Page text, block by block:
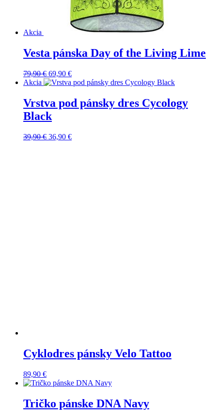
Akcia
Vesta pánska Day of the Living Lime
79,90€ Pôvodná
cena
69,90 €Aktuálna
cena
69,90 €.
Akcia
Vrstva pod pánsky dres Cycology
Black
39,90€ Pôvodná
36,90 €Aktuálna
Cyklodres pánsky Velo Tattoo
89,90 €
Tričko pánske DNA Navy